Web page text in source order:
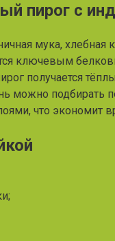
пирог с
мука, хлебная
ключевым
получается
можно подбирать
что экономит